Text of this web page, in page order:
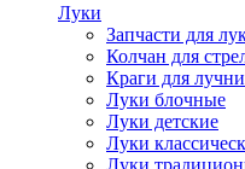
Луки
Запчасти для
Колчан для
Краги для
Луки блочные
Луки детские
Луки
Луки